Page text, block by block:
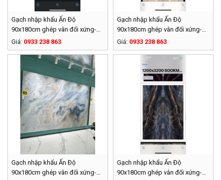
Gạch nhập khẩu Ấn Độ
90x180cm ghép vân đối xứng-
009
Giá: 0933 238 863
Gạch nhập khẩu Ấn Độ
90x180cm ghép vân đối xứng-
008
Giá: 0933 238 863
Gạch nhập khẩu Ấn Độ
90x180cm ghép vân đối xứng-
Gạch nhập khẩu Ấn Độ
90x180cm ghép vân đối xứng-